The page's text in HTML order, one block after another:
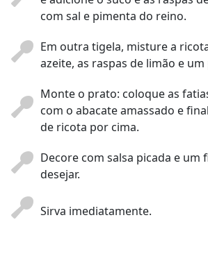
com sal e pimenta do reino.
Em outra tigela, misture a
azeite, as raspas de limão e
Monte o prato: coloque as
com o abacate amassado e
de ricota por cima.
Decore com salsa picada e um
desejar.
Sirva imediatamente.